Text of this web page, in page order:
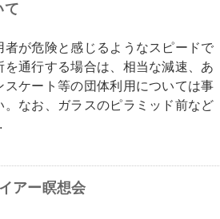
て
が危険と感じるようなスピードで
通行する場合は、相当な減速、あ
ケート等の団体利用については事
なお、ガラスのピラミッド前など
アー瞑想会